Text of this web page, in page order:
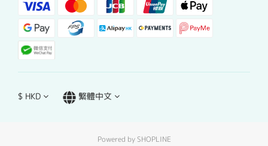
$ HKD 繁體中文
Powered by SHOPLINE